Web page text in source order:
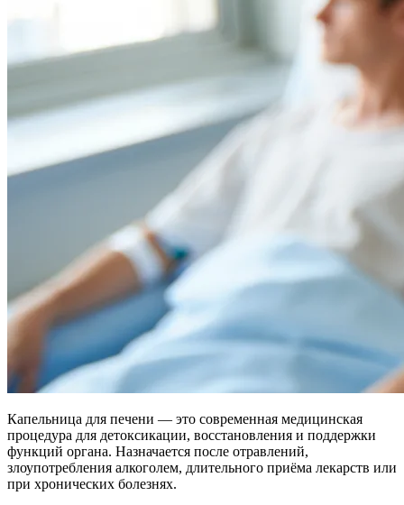
Капельница для печени — это современная медицинская
процедура для детоксикации, восстановления и поддержки
функций органа. Назначается после отравлений,
злоупотребления алкоголем, длительного приёма лекарств или
при хронических болезнях.